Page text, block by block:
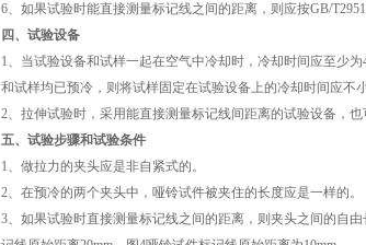
6、如果试验时能直接测量标记线之间的距离，则应按GB/
四、试验设备
1、当试验设备和试样一起在空气中冷却时，冷却时间应至少
和试样均已预冷，则将试样固定在试验设备上的冷却时间应不小
2、拉伸试验时，采用能直接测量标记线间距离的试验设备，也
五、试验步骤和试验条件
1、做拉力的夹头应是非自紧式的。
2、在预冷的两个夹头中，哑铃试件被夹住的长度应是一样的。
3、如果试验时直接测量标记线之间的距离，则夹头之间的自